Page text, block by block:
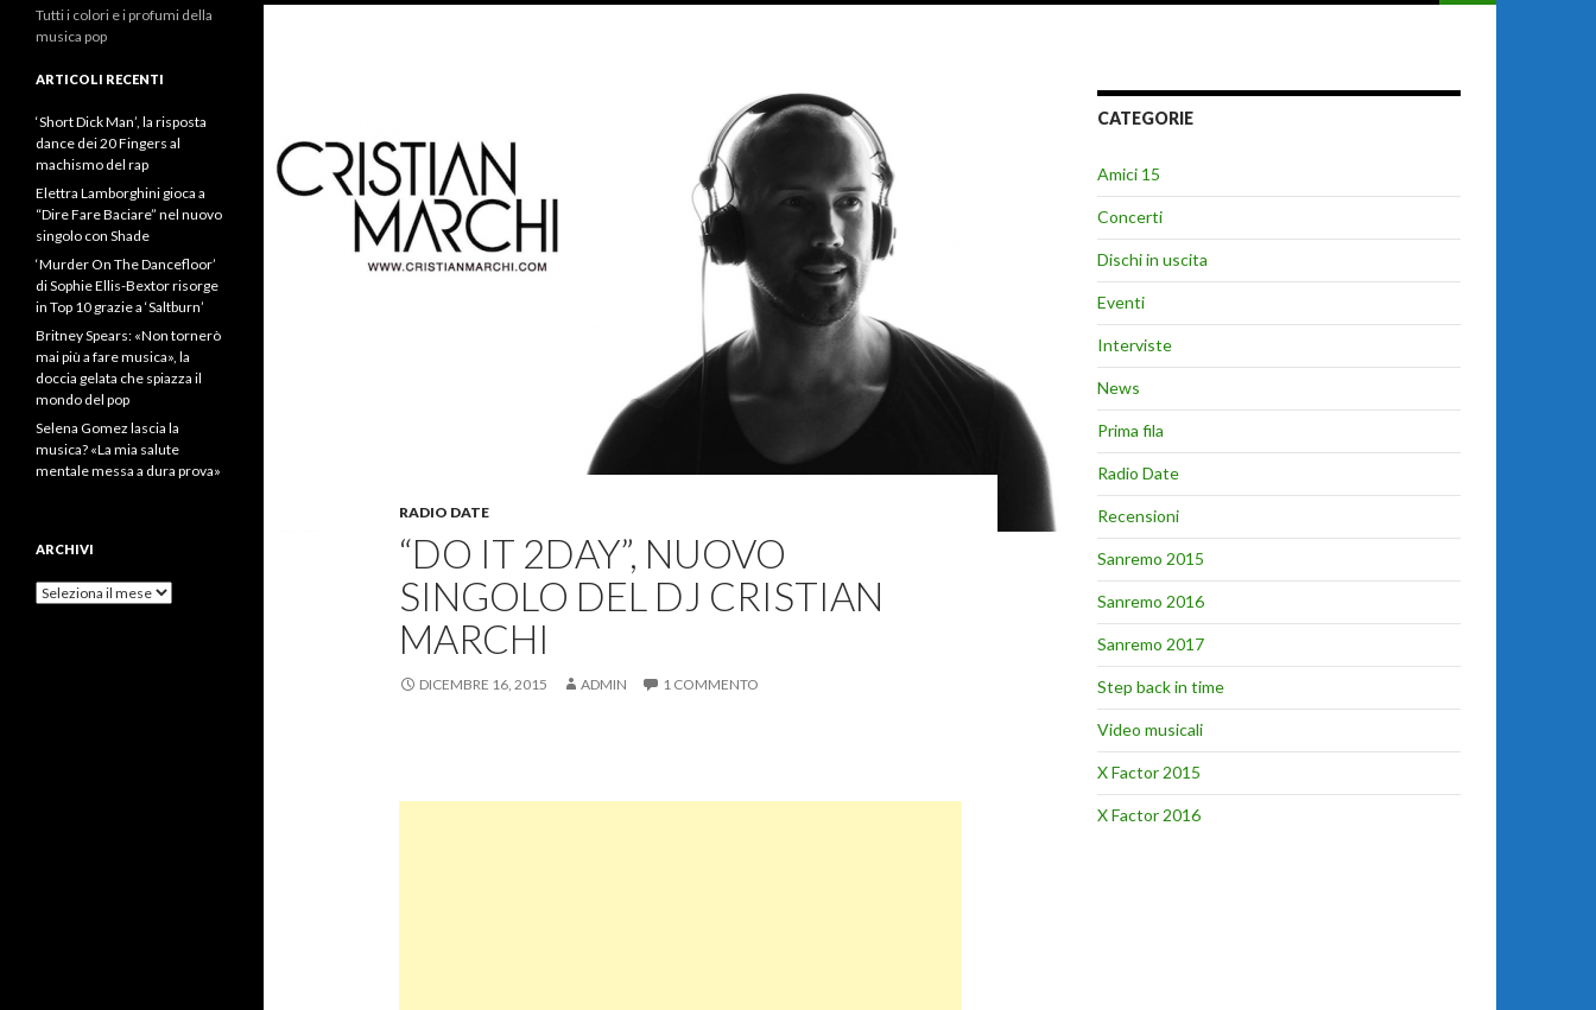
RADIO DATE
“DO IT 2DAY”, NUOVO
SINGOLO DEL DJ CRISTIAN
MARCHI
DICEMBRE 16, 2015 ADMIN 1 COMMENTO
CATEGORIE
Amici 15
Concerti
Dischi in uscita
Eventi
Interviste
News
Prima fila
Radio Date
Recensioni
Sanremo 2015
Sanremo 2016
Sanremo 2017
Step back in time
Video musicali
X Factor 2015
X Factor 2016
Tutti i colori e i profumi della
musica pop
ARTICOLI RECENTI
‘Short Dick Man’, la risposta
dance dei 20 Fingers al
machismo del rap
Elettra Lamborghini gioca a
“Dire Fare Baciare” nel nuovo
singolo con Shade
‘Murder On The Dancefloor’
di Sophie Ellis-Bextor risorge
in Top 10 grazie a ‘Saltburn’
Britney Spears: «Non tornerò
mai più a fare musica», la
doccia gelata che spiazza il
mondo del pop
Selena Gomez lascia la
musica? «La mia salute
mentale messa a dura prova»
ARCHIVI
Archivi